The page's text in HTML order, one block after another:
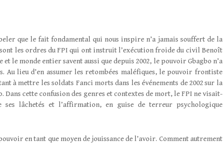
que le fait fondamental qui nous inspire n’a jamais souffert de la
les ordres du FPI qui ont instruit l’exécution froide du civil Benoît
le monde entier savent aussi que depuis 2002, le pouvoir Gbagbo n’a
Au lieu d’en assumer les retombées maléfiques, le pouvoir frontiste
à mettre les soldats Fanci morts dans les événements de 2002 sur la
cette confusion des genres et contextes de mort, le FPI ne visait-
lâchetés et l’affirmation, en guise de terreur psychologique
en tant que moyen de jouissance de l’avoir. Comment autrement